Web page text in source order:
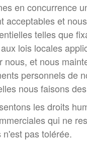
en concurrence
acceptables et
telles que
lois locales
nous, et nous
personnels de
nous faisons
les droits
qui ne
pas tolérée.